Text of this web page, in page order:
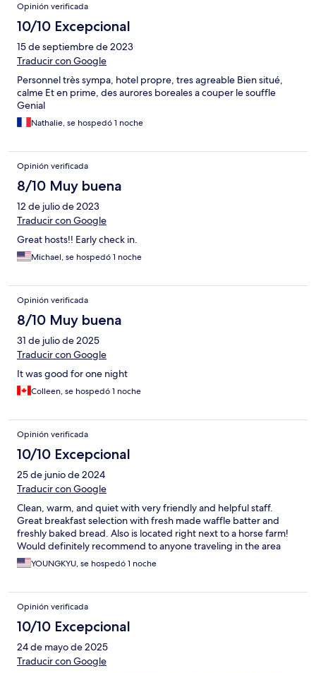
Opinión verificada
10/10 Excepcional
15 de septiembre de 2023
Traducir con Google
Personnel très sympa, hotel propre, tres agreable Bien situé,
calme Et en prime, des aurores boreales a couper le souffle
Genial
Nathalie, se hospedó 1 noche
Opinión verificada
8/10 Muy buena
12 de julio de 2023
Traducir con Google
Great hosts!! Early check in.
Michael, se hospedó 1 noche
Opinión verificada
8/10 Muy buena
31 de julio de 2025
Traducir con Google
It was good for one night
Colleen, se hospedó 1 noche
Opinión verificada
10/10 Excepcional
25 de junio de 2024
Traducir con Google
Clean, warm, and quiet with very friendly and helpful staff.
Great breakfast selection with fresh made waffle batter and
freshly baked bread. Also is located right next to a horse farm!
Would definitely recommend to anyone traveling in the area
YOUNGKYU, se hospedó 1 noche
Opinión verificada
10/10 Excepcional
24 de mayo de 2025
Traducir con Google